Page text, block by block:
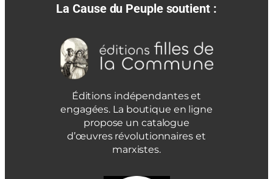
La Cause du Peuple soutient :
Éditions indépendantes et
engagées. La boutique en ligne
propose un catalogue
d’œuvres révolutionnaires et
marxistes.